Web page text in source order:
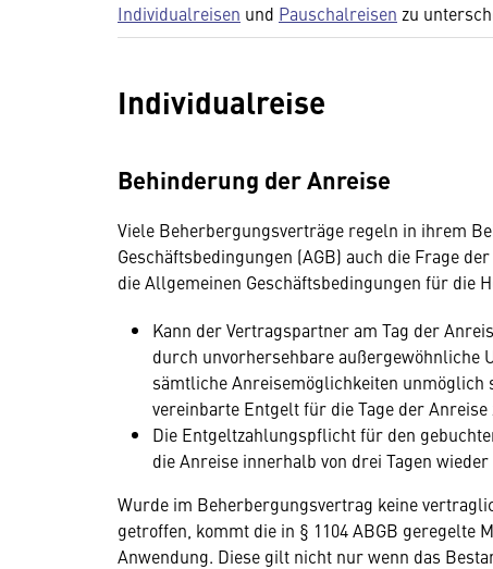
Individualreisen und Pauschalreisen zu
Individualreise
Behinderung der Anreise
Viele Beherbergungsverträge regeln in ihrem
Geschäftsbedingungen (AGB) auch die Frage
die Allgemeinen Geschäftsbedingungen für die
Kann der Vertragspartner am Tag der
durch unvorhersehbare außergewöhnliche
sämtliche Anreisemöglichkeiten
vereinbarte Entgelt für die Tage der Anreise
Die Entgeltzahlungspflicht für den
die Anreise innerhalb von drei Tagen
Wurde im Beherbergungsvertrag keine
getroffen, kommt die in § 1104 ABGB
Anwendung. Diese gilt nicht nur wenn das